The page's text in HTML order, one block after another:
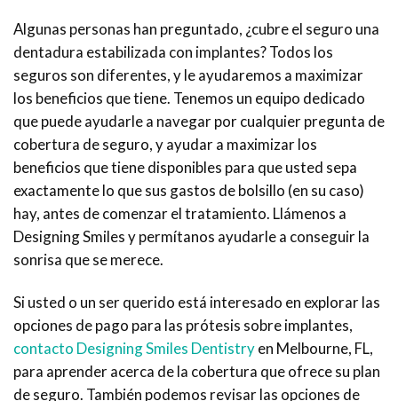
Algunas personas han preguntado, ¿cubre el seguro una
dentadura estabilizada con implantes? Todos los
seguros son diferentes, y le ayudaremos a maximizar
los beneficios que tiene. Tenemos un equipo dedicado
que puede ayudarle a navegar por cualquier pregunta de
cobertura de seguro, y ayudar a maximizar los
beneficios que tiene disponibles para que usted sepa
exactamente lo que sus gastos de bolsillo (en su caso)
hay, antes de comenzar el tratamiento. Llámenos a
Designing Smiles y permítanos ayudarle a conseguir la
sonrisa que se merece.
Si usted o un ser querido está interesado en explorar las
opciones de pago para las prótesis sobre implantes,
contacto Designing Smiles Dentistryen Melbourne, FL,
para aprender acerca de la cobertura que ofrece su plan
de seguro. También podemos revisar las opciones de